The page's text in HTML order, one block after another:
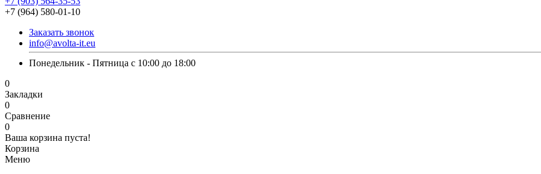
+7 (964) 580-01-10
Заказать звонок
info@avolta-it.eu
Понедельник - Пятница с 10:00 до 18:00
0
Закладки
0
Сравнение
0
Ваша корзина пуста!
Корзина
Меню